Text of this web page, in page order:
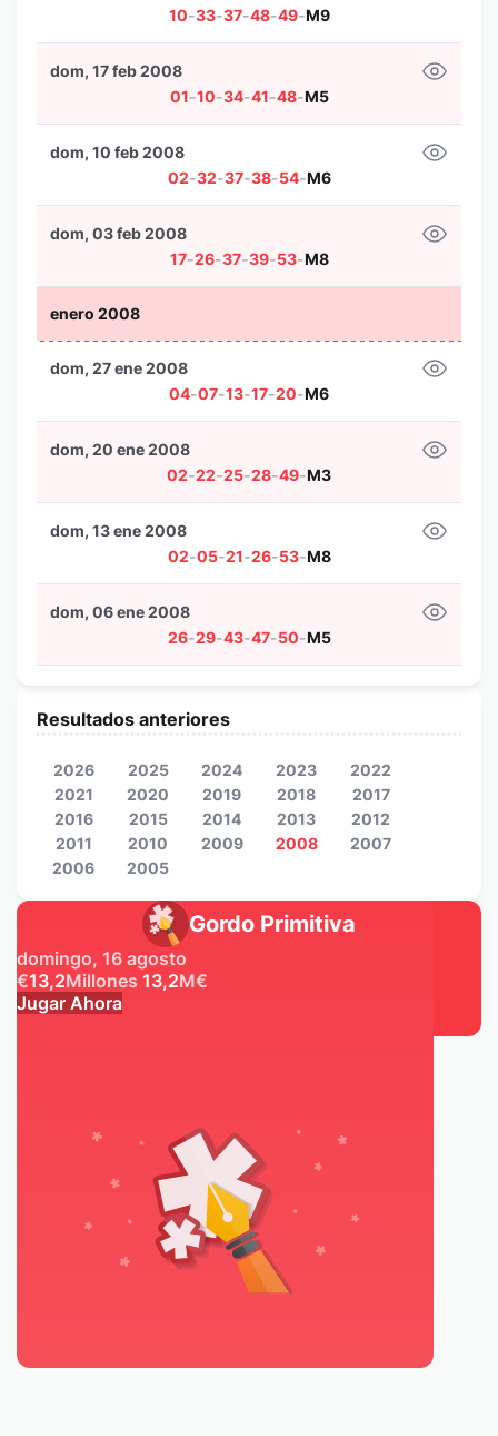
10-33-37-48-49-M9
01-10-34-41-48-M5
dom, 17 feb 2008
02-32-37-38-54-M6
dom, 10 feb 2008
17-26-37-39-53-M8
dom, 03 feb 2008
enero 2008
04-07-13-17-20-M6
dom, 27 ene 2008
02-22-25-28-49-M3
dom, 20 ene 2008
02-05-21-26-53-M8
dom, 13 ene 2008
26-29-43-47-50-M5
dom, 06 ene 2008
Gordo Primitiva
domingo, 16 agosto
€13,2Millones 13,2M€
Jugar Ahora
Resultados anteriores
2026 2025 2024 2023
2022
2021
2020 2019 2018
2017
2016
2015 2014 2013
2012
2011
2010 2009 2008
2007
2006
2005